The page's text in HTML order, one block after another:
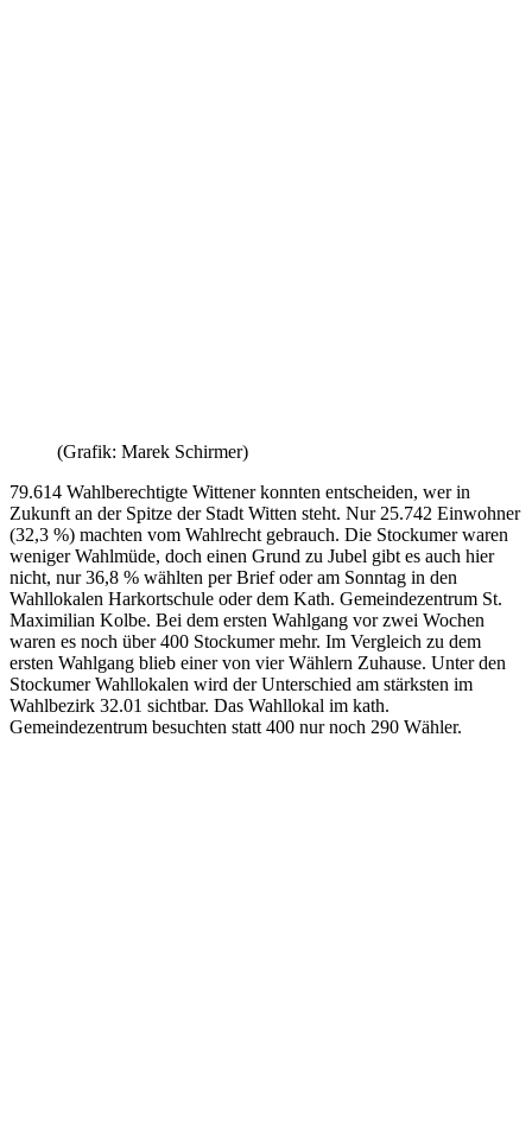
(Grafik: Marek Schirmer)
79.614 Wahlberechtigte Wittener konnten entscheiden, wer in
Zukunft an der Spitze der Stadt Witten steht. Nur 25.742 Einwohner
(32,3 %) machten vom Wahlrecht gebrauch. Die Stockumer waren
weniger Wahlmüde, doch einen Grund zu Jubel gibt es auch hier
nicht, nur 36,8 % wählten per Brief oder am Sonntag in den
Wahllokalen Harkortschule oder dem Kath. Gemeindezentrum St.
Maximilian Kolbe. Bei dem ersten Wahlgang vor zwei Wochen
waren es noch über 400 Stockumer mehr. Im Vergleich zu dem
ersten Wahlgang blieb einer von vier Wählern Zuhause. Unter den
Stockumer Wahllokalen wird der Unterschied am stärksten im
Wahlbezirk 32.01 sichtbar. Das Wahllokal im kath.
Gemeindezentrum besuchten statt 400 nur noch 290 Wähler.